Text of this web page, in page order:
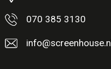
070 385 3130
info@screenhouse.nl